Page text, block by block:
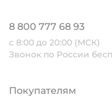
8 800 777 68 93
с 8:00 до 20:00 (МСК)
Звонок по России
Покупателям